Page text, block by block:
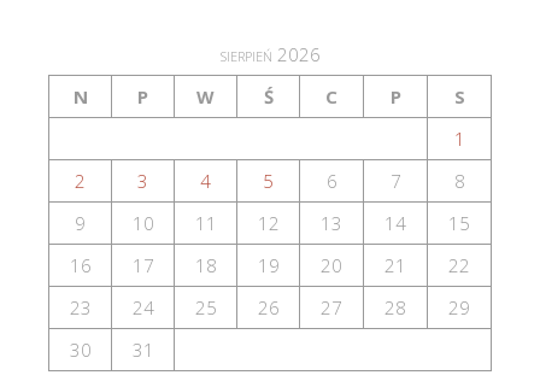
sierpień 2026
N
P W Ś C P
S
1
2
3 4 5 6 7
8
9
10 11 12 13 14
15
16
17 18 19 20 21
22
23
24 25 26 27 28
29
30
31